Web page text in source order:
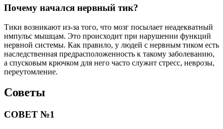
Почему начался нервный тик?
Тики возникают из-за того, что мозг посылает неадекватный
импульс мышцам. Это происходит при нарушении функций
нервной системы. Как правило, у людей с нервным тиком есть
наследственная предрасположенность к такому заболеванию,
а спусковым крючком для него часто служит стресс, неврозы,
переутомление.
Советы
СОВЕТ №1